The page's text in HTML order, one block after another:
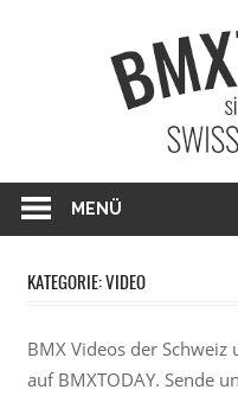
MENÜ
KATEGORIE: VIDEO
BMX Videos der
auf BMXTODAY. Sende